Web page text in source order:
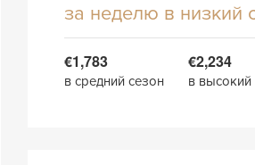
за неделю в низкий
€1,783
в средний сезон
€2,234
в высокий